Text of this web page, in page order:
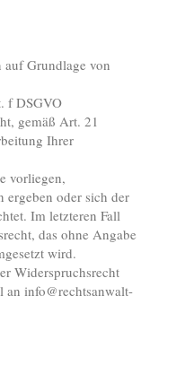
auf Grundlage von
f DSGVO
gemäß Art. 21
Ihrer
vorliegen,
ergeben oder sich der
Im letzteren Fall
das ohne Angabe
wird.
Widerspruchsrecht
an info@rechtsanwalt-